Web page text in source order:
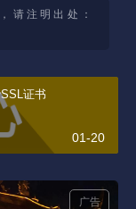
请注明出处：
证书
01-20
广告